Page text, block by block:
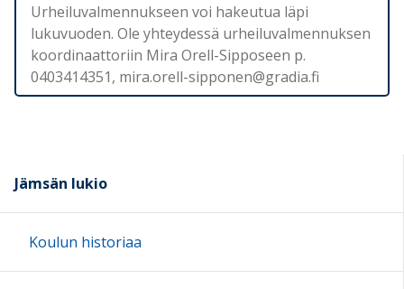
Urheiluvalmennukseen voi hakeutua läpi
lukuvuoden. Ole yhteydessä urheiluvalmennuksen
koordinaattoriin Mira Orell-Sipposeen p.
0403414351, mira.orell-sipponen@gradia.fi
Jämsän lukio
Koulun historiaa